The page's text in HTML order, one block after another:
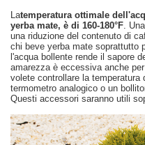
Latemperatura ottimale
yerba mate, è di 160-180°F.
una riduzione del contenuto di
chi beve yerba mate soprattutto
l'acqua bollente rende il sapore
amarezza è eccessiva anche
volete controllare la
termometro analogico o un
Questi accessori saranno utili